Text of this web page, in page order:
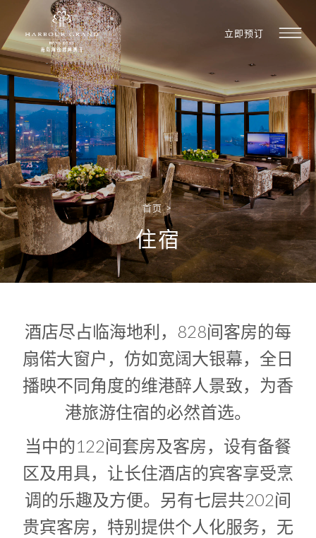
立即预订
1
首页 >
住宿
酒店尽占临海地利，828间客房的每
扇偌大窗户，仿如宽阔大银幕，全日
播映不同角度的维港醉人景致，为香
港旅游住宿的必然首选。
当中的122间套房及客房，设有备餐
区及用具，让长住酒店的宾客享受烹
调的乐趣及方便。另有七层共202间
贵宾客房，特别提供个人化服务，无